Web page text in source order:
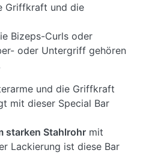
Griffkraft und die
Bizeps-Curls oder
oder Untergriff gehören
und die Griffkraft
mit dieser Special Bar
starken Stahlrohr mit
Lackierung ist diese Bar